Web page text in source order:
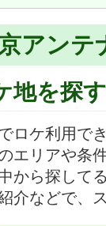
アンテ
地を探
ロケ利用で
エリアや条
から探して
介などで、